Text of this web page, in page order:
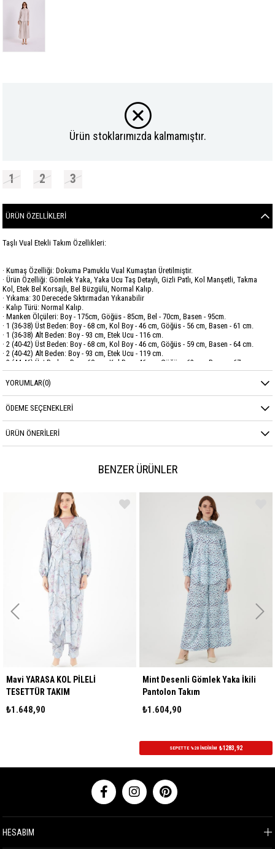
Ürün stoklarımızda kalmamıştır.
1 2 3
ÜRÜN ÖZELLIKLERI
Taşlı Vual Etekli Takım Özellikleri:
· Kumaş Özelliği: Dokuma Pamuklu Vual Kumaştan Üretilmiştir.
· Ürün Özelliği: Gömlek Yaka, Yaka Ucu Taş Detaylı, Gizli Patlı, Kol Manşetli, Takma
Kol, Etek Bel Korsajlı, Bel Büzgülü, Normal Kalıp.
· Yıkama: 30 Derecede Sıktırmadan Yıkanabilir
· Kalıp Türü: Normal Kalıp.
· Manken Ölçüleri: Boy - 175cm, Göğüs - 85cm, Bel - 70cm, Basen - 95cm.
· 1 (36-38) Üst Beden: Boy - 68 cm, Kol Boy - 46 cm, Göğüs - 56 cm, Basen - 61 cm.
· 1 (36-38) Alt Beden: Boy - 93 cm, Etek Ucu - 116 cm.
· 2 (40-42) Üst Beden: Boy - 68 cm, Kol Boy - 46 cm, Göğüs - 59 cm, Basen - 64 cm.
· 2 (40-42) Alt Beden: Boy - 93 cm, Etek Ucu - 119 cm.
· 3 (44-46) Üst Beden: Boy - 68 cm, Kol Boy - 46 cm, Göğüs - 62 cm, Basen - 67 cm.
· 3 (44-46) Alt Beden: Boy - 93 cm, Etek Ucu - 122 cm.
Marka GARZİA
Sezon
Kumaş Cinsi
YORUMLAR(0)
ÖDEME SEÇENEKLERI
ÜRÜN ÖNERILERI
BENZER ÜRÜNLER
Mavi YARASA KOL PİLELİ
TESETTÜR TAKIM
₺1.648,90
Mint Desenli Gömlek Yaka İkili
Pantolon Takım
₺1.604,90
SEPETTE %20 İNDİRİM ₺1283,92
HESABIM